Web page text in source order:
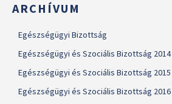
ARCHÍVUM
Egészségügyi Bizottság
Egészségügyi és Szociális Bizottság 2014
Egészségügyi és Szociális Bizottság 2015
Egészségügyi és Szociális Bizottság 2016